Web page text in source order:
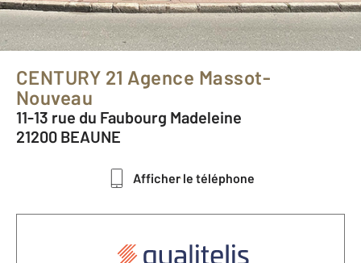
CENTURY 21 Agence Massot-
Nouveau
11-13 rue du Faubourg Madeleine
21200 BEAUNE
Afficher le téléphone